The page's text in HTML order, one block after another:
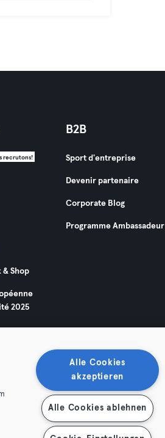
recrutons!
& Shop
2025
B2B
Sport d'entreprise
Devenir partenaire
Corporate Blog
Programme Ambassadeur
Mentions légales
Alle Cookies
akzeptieren
Alle Cookies ablehnen